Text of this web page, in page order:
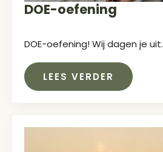
DOE-oefening
DOE-oefening! Wij dagen je uit.
LEES VERDER